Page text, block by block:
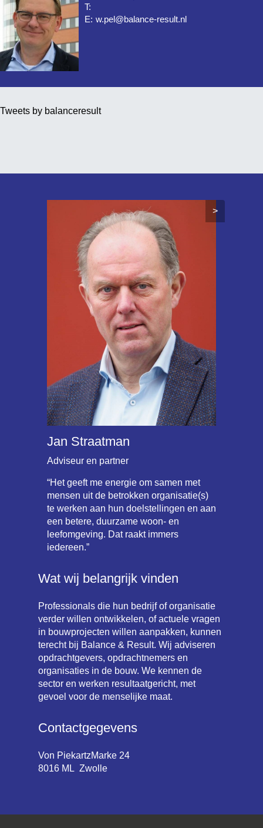
T:
E: w.pel@balance-result.nl
Tweets by balanceresult
Jan Straatman
Adviseur en partner
“Het geeft me energie om samen met
mensen uit de betrokken organisatie(s)
te werken aan hun doelstellingen en aan
een betere, duurzame woon- en
leefomgeving. Dat raakt immers
iedereen.”
>
Wat wij belangrijk vinden
Professionals die hun bedrijf of organisatie
verder willen ontwikkelen, of actuele vragen
in bouwprojecten willen aanpakken, kunnen
terecht bij Balance & Result. Wij adviseren
opdrachtgevers, opdrachtnemers en
organisaties in de bouw. We kennen de
sector en werken resultaatgericht, met
gevoel voor de menselijke maat.
Contactgegevens
Von PiekartzMarke 24
8016 ML Zwolle